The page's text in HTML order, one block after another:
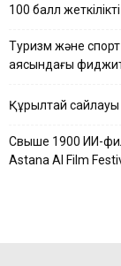
100 балл
Туризм және
аясындағы
Құрылтай сайлауы
Свыше 1900 ИИ-
Astana AI Film